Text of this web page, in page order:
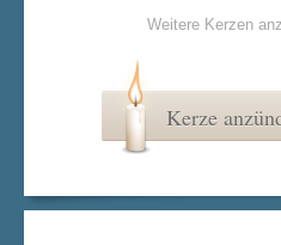
Weitere Kerzen
Kerze